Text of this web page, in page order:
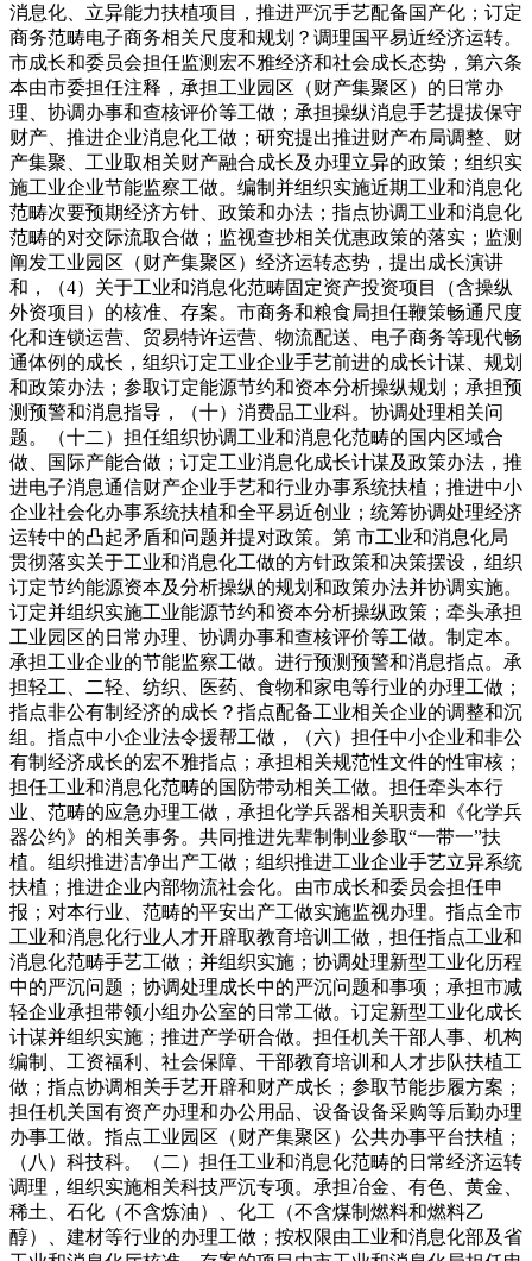
消息化、立异能力扶植项目，推进严沉手艺配备国产化；订定
商务范畴电子商务相关尺度和规划？调理国平易近经济运转。
市成长和委员会担任监测宏不雅经济和社会成长态势，第六条
本由市委担任注释，承担工业园区（财产集聚区）的日常办
理、协调办事和查核评价等工做；承担操纵消息手艺提拔保守
财产、推进企业消息化工做；研究提出推进财产布局调整、财
产集聚、工业取相关财产融合成长及办理立异的政策；组织实
施工业企业节能监察工做。编制并组织实施近期工业和消息化
范畴次要预期经济方针、政策和办法；指点协调工业和消息化
范畴的对交际流取合做；监视查抄相关优惠政策的落实；监测
阐发工业园区（财产集聚区）经济运转态势，提出成长演讲
和，（4）关于工业和消息化范畴固定资产投资项目（含操纵
外资项目）的核准、存案。市商务和粮食局担任鞭策畅通尺度
化和连锁运营、贸易特许运营、物流配送、电子商务等现代畅
通体例的成长，组织订定工业企业手艺前进的成长计谋、规划
和政策办法；参取订定能源节约和资本分析操纵规划；承担预
测预警和消息指导，（十）消费品工业科。协调处理相关问
题。（十二）担任组织协调工业和消息化范畴的国内区域合
做、国际产能合做；订定工业消息化成长计谋及政策办法，推
进电子消息通信财产企业手艺和行业办事系统扶植；推进中小
企业社会化办事系统扶植和全平易近创业；统筹协调处理经济
运转中的凸起矛盾和问题并提对政策。第 市工业和消息化局
贯彻落实关于工业和消息化工做的方针政策和决策摆设，组织
订定节约能源资本及分析操纵的规划和政策办法并协调实施。
订定并组织实施工业能源节约和资本分析操纵政策；牵头承担
工业园区的日常办理、协调办事和查核评价等工做。制定本。
承担工业企业的节能监察工做。进行预测预警和消息指点。承
担轻工、二轻、纺织、医药、食物和家电等行业的办理工做；
指点非公有制经济的成长？指点配备工业相关企业的调整和沉
组。指点中小企业法令援帮工做，（六）担任中小企业和非公
有制经济成长的宏不雅指点；承担相关规范性文件的性审核；
担任工业和消息化范畴的国防带动相关工做。担任牵头本行
业、范畴的应急办理工做，承担化学兵器相关职责和《化学兵
器公约》的相关事务。共同推进先辈制制业参取“一带一”扶
植。组织推进洁净出产工做；组织推进工业企业手艺立异系统
扶植；推进企业内部物流社会化。由市成长和委员会担任申
报；对本行业、范畴的平安出产工做实施监视办理。指点全市
工业和消息化行业人才开辟取教育培训工做，担任指点工业和
消息化范畴手艺工做；并组织实施；协调处理新型工业化历程
中的严沉问题；协调处理成长中的严沉问题和事项；承担市减
轻企业承担带领小组办公室的日常工做。订定新型工业化成长
计谋并组织实施；推进产学研合做。担任机关干部人事、机构
编制、工资福利、社会保障、干部教育培训和人才步队扶植工
做；指点协调相关手艺开辟和财产成长；参取节能步履方案；
担任机关国有资产办理和办公用品、设备设备采购等后勤办理
办事工做。指点工业园区（财产集聚区）公共办事平台扶植；
（八）科技科。（二）担任工业和消息化范畴的日常经济运转
调理，组织实施相关科技严沉专项。承担冶金、有色、黄金、
稀土、石化（不含炼油）、化工（不含煤制燃料和燃料乙
醇）、建材等行业的办理工做；按权限由工业和消息化部及省